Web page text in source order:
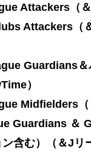
Attackers（＆
Attackers（＆
Guardians＆
）
Midfielders（
Guardians ＆
含む）（＆Jリ